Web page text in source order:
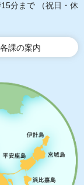
分まで
（祝日・休
各課の案内